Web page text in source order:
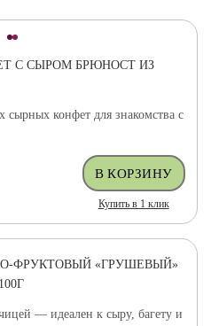
С СЫРОМ БРЮНОСТ ИЗ
конфет для знакомства с
Купить в 1 клик
ФРУКТОВЫЙ «ГРУШЕВЫЙ»
— идеален к сыру, багету и